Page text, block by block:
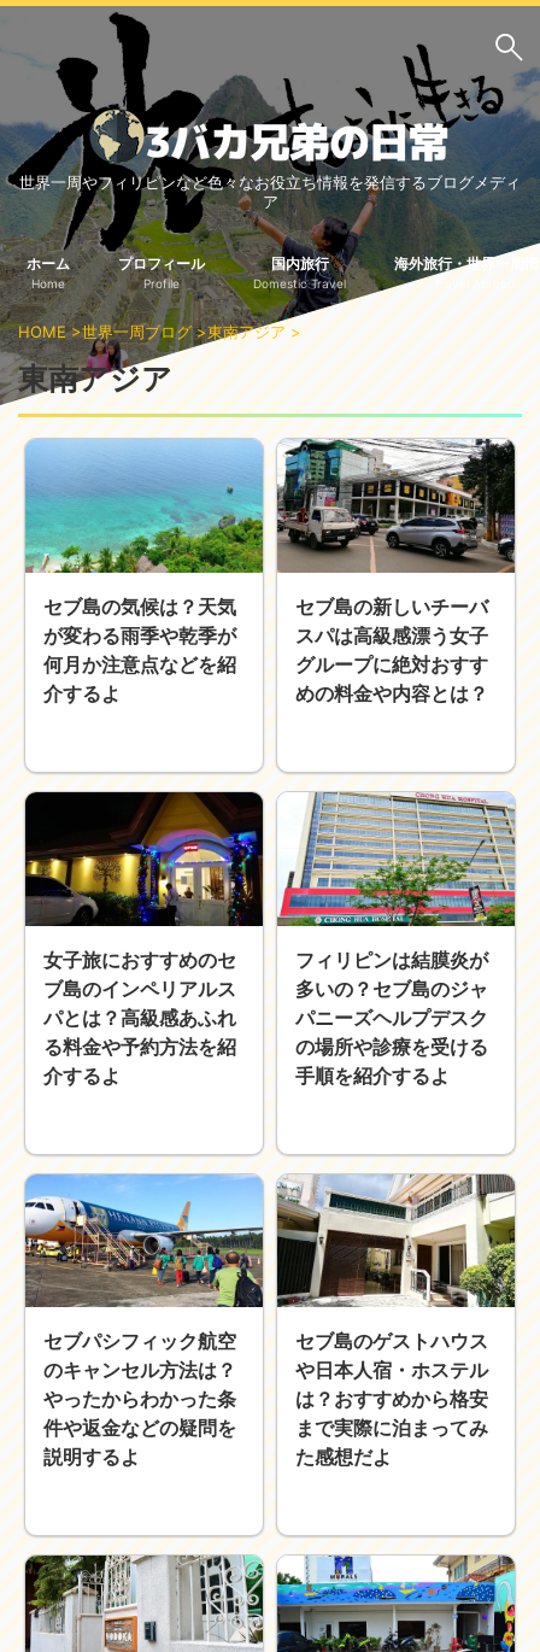
サイト内検索
3バカ兄弟のブログ
三男：増田っちのブロ
グ
次男：タクジのブログ
長男：Yoshiのブログ
ビジネス・ライフハック
車関係
生活の知恵
国内旅行
中部
中国・四国
北海道・東北
関東
近畿
九州
世界一周ブログ
アフリカ
アジア
ヨーロッパ
中東
Web・ガジェット
スマホ・タブレット
PC・インターネット
ポケモンGO
AND OR
世界一周やフィリピンなど色々なお役立ち情報を発信するブログメディ
ア
ホーム
Home
プロフィール
Profile
国内旅行
Domestic Travel
海外旅行・世界一周
HOME>世界一周ブログ >東南アジア >
東南アジア
セブ島の気候は？天気
が変わる雨季や乾季が
何月か注意点などを紹
介するよ
セブ島の新しいチーバ
スパは高級感漂う女子
グループに絶対おすす
めの料金や内容とは？
女子旅におすすめのセ
ブ島のインペリアルス
パとは？高級感あふれ
る料金や予約方法を紹
介するよ
フィリピンは結膜炎が
多いの？セブ島のジャ
パニーズヘルプデスク
の場所や診療を受ける
手順を紹介するよ
セブパシフィック航空
のキャンセル方法は？
やったからわかった条
件や返金などの疑問を
説明するよ
セブ島のゲストハウス
や日本人宿・ホステル
は？おすすめから格安
まで実際に泊まってみ
た感想だよ